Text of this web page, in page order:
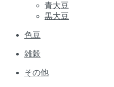
青大豆
黒大豆
色豆
雑穀
その他